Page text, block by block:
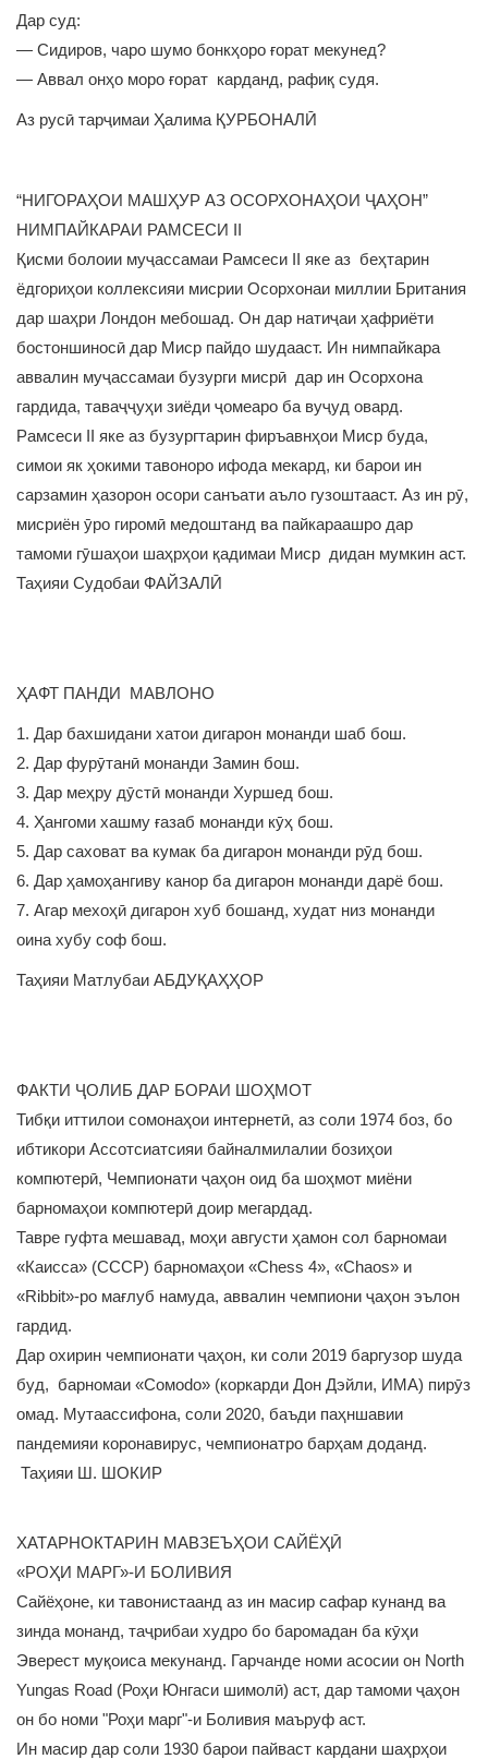
Дар суд:
— Сидиров, чаро шумо бонкҳоро ғорат мекунед?
— Аввал онҳо моро ғорат карданд, рафиқ судя.
Аз русӣ тарҷимаи Ҳалима ҚУРБОНАЛӢ
“НИГОРАҲОИ МАШҲУР АЗ ОСОРХОНАҲОИ ҶАҲОН”
НИМПАЙКАРАИ РАМСЕСИ II
Қисми болоии муҷассамаи Рамсеси II яке аз беҳтарин
ёдгориҳои коллексияи мисрии Осорхонаи миллии Британия
дар шаҳри Лондон мебошад. Он дар натиҷаи ҳафриёти
бостоншиносӣ дар Миср пайдо шудааст. Ин нимпайкара
аввалин муҷассамаи бузурги мисрӣ дар ин Осорхона
гардида, таваҷҷуҳи зиёди ҷомеаро ба вуҷуд овард.
Рамсеси II яке аз бузургтарин фиръавнҳои Миср буда,
симои як ҳокими тавоноро ифода мекард, ки барои ин
сарзамин ҳазорон осори санъати аъло гузоштааст. Аз ин рӯ,
мисриён ӯро гиромӣ медоштанд ва пайкараашро дар
тамоми гӯшаҳои шаҳрҳои қадимаи Миср дидан мумкин аст.
Таҳияи Судобаи ФАЙЗАЛӢ
ҲАФТ ПАНДИ МАВЛОНО
1. Дар бахшидани хатои дигарон монанди шаб бош.
2. Дар фурӯтанӣ монанди Замин бош.
3. Дар меҳру дӯстӣ монанди Хуршед бош.
4. Ҳангоми хашму ғазаб монанди кӯҳ бош.
5. Дар саховат ва кумак ба дигарон монанди рӯд бош.
6. Дар ҳамоҳангиву канор ба дигарон монанди дарё бош.
7. Агар мехоҳӣ дигарон хуб бошанд, худат низ монанди
оина хубу соф бош.
Таҳияи Матлубаи АБДУҚАҲҲОР
ФАКТИ ҶОЛИБ ДАР БОРАИ ШОҲМОТ
Тибқи иттилои сомонаҳои интернетӣ, аз соли 1974 боз, бо
ибтикори Ассотсиатсияи байналмилалии бозиҳои
компютерӣ, Чемпионати ҷаҳон оид ба шоҳмот миёни
барномаҳои компютерӣ доир мегардад.
Тавре гуфта мешавад, моҳи августи ҳамон сол барномаи
«Каисса» (СССР) барномаҳои «Chess 4», «Chaos» и
«Ribbit»-ро мағлуб намуда, аввалин чемпиони ҷаҳон эълон
гардид.
Дар охирин чемпионати ҷаҳон, ки соли 2019 баргузор шуда
буд, барномаи «Сомоdо» (коркарди Дон Дэйли, ИМА) пирӯз
омад. Мутаассифона, соли 2020, баъди паҳншавии
пандемияи коронавирус, чемпионатро барҳам доданд.
Таҳияи Ш. ШОКИР
ХАТАРНОКТАРИН МАВЗЕЪҲОИ САЙЁҲӢ
«РОҲИ МАРГ»-И БОЛИВИЯ
Сайёҳоне, ки тавонистаанд аз ин масир сафар кунанд ва
зинда монанд, таҷрибаи худро бо баромадан ба кӯҳи
Эверест муқоиса мекунанд. Гарчанде номи асосии он North
Yungas Road (Роҳи Юнгаси шимолӣ) аст, дар тамоми ҷаҳон
он бо номи "Роҳи марг"-и Боливия маъруф аст.
Ин масир дар соли 1930 барои пайваст кардани шаҳрҳои